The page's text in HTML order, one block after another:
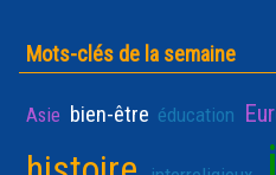
Mots-clés de la semaine
Asie bien-être éducation